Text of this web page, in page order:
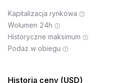
Kapitalizacja rynkowa
Wolumen 24h
Historyczne maksimum
Podaż w obiegu
Historia ceny (USD)